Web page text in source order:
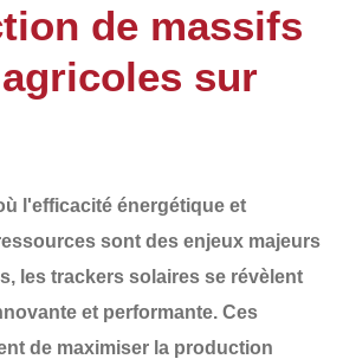
de massifs
sur
l'efficacité énergétique et
sont des enjeux majeurs
les trackers solaires se révèlent
et performante. Ces
de maximiser la production